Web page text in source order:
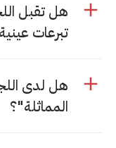
هل تقبل
تبرعات
هل لدى
المماثلة"؟